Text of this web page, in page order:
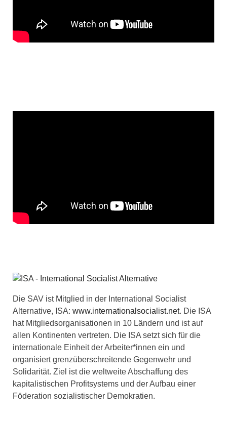
Die SAV ist Mitglied in der International Socialist
Alternative, ISA: www.internationalsocialist.net. Die ISA
hat Mitgliedsorganisationen in 10 Ländern und ist auf
allen Kontinenten vertreten. Die ISA setzt sich für die
internationale Einheit der Arbeiter*innen ein und
organisiert grenzüberschreitende Gegenwehr und
Solidarität. Ziel ist die weltweite Abschaffung des
kapitalistischen Profitsystems und der Aufbau einer
Föderation sozialistischer Demokratien.